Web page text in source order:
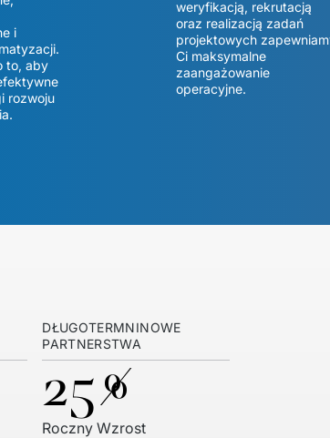
i
to, aby
rozwoju
weryfikacją, rekrutacją
oraz realizacją zadań
projektowych
Ci maksymalne
zaangażowanie
operacyjne.
DŁUGOTERMNINOWE
PARTNERSTWA
25%
Roczny Wzrost